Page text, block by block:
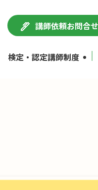
講師依頼お問合せ
検定・認定講師制度